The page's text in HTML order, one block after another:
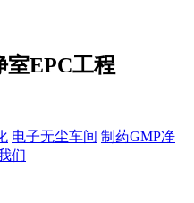
室EPC工程
电子无尘车间 制药GMP净
们